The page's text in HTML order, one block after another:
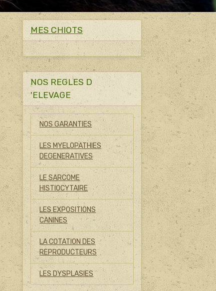
MES CHIOTS
NOS REGLES D
'ELEVAGE
NOS GARANTIES
LES MYELOPATHIES
DEGENERATIVES
LE SARCOME
HISTIOCYTAIRE
LES EXPOSITIONS
CANINES
LA COTATION DES
REPRODUCTEURS
LES DYSPLASIES